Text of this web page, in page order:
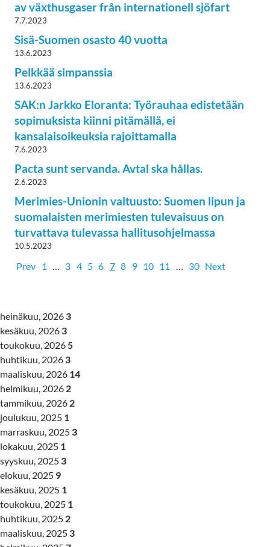
av växthusgaser från internationell sjöfart
7.7.2023
Sisä-Suomen osasto 40 vuotta
13.6.2023
Pelkkää simpanssia
13.6.2023
SAK:n Jarkko Eloranta: Työrauhaa edistetään
sopimuksista kiinni pitämällä, ei
kansalaisoikeuksia rajoittamalla
7.6.2023
Pacta sunt servanda. Avtal ska hållas.
2.6.2023
Merimies-Unionin valtuusto: Suomen lipun ja
suomalaisten merimiesten tulevaisuus on
turvattava tulevassa hallitusohjelmassa
10.5.2023
Prev 1 … 3 4 5 6 7 8 9 10 11 … 30 Next
heinäkuu, 2026 3
kesäkuu, 2026 3
toukokuu, 20265
huhtikuu, 2026 3
maaliskuu, 2026 14
helmikuu, 2026 2
tammikuu, 2026 2
joulukuu, 2025 1
marraskuu, 2025 3
lokakuu, 2025 1
syyskuu, 2025 3
elokuu, 2025 9
kesäkuu, 2025 1
toukokuu, 2025 1
huhtikuu, 2025 2
maaliskuu, 2025 3